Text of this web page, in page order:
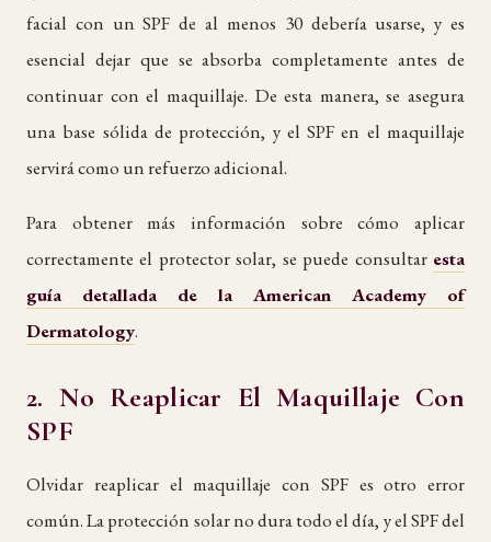
facial con un SPF de al menos 30 debería usarse, y es
esencial dejar que se absorba completamente antes de
continuar con el maquillaje. De esta manera, se asegura
una base sólida de protección, y el SPF en el maquillaje
servirá como un refuerzo adicional.
Para obtener más información sobre cómo aplicar
correctamente el protector solar, se puede consultar esta
guía detallada de la American Academy of
Dermatology.
2. No Reaplicar El Maquillaje Con
SPF
Olvidar reaplicar el maquillaje con SPF es otro error
común. La protección solar no dura todo el día, y el SPF del